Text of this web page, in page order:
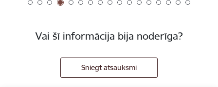
Vai šī informācija bija noderīga?
Sniegt atsauksmi